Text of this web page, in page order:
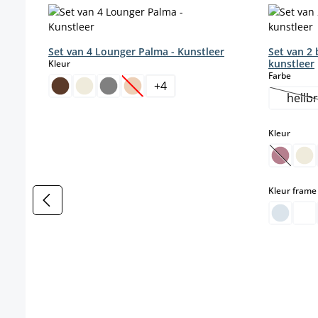
Set van 4 Lounger Palma - Kunstleer
Kleurselect
(Deze optie is momenteel niet
+4
Set van 2
kunstleer
Farbeselect
Kleurselect
(Deze
Kleur frame